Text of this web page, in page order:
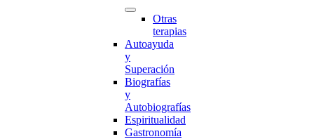
Otras
terapias
Autoayuda
y
Superación
Biografías
y
Autobiografías
Espiritualidad
Gastronomía